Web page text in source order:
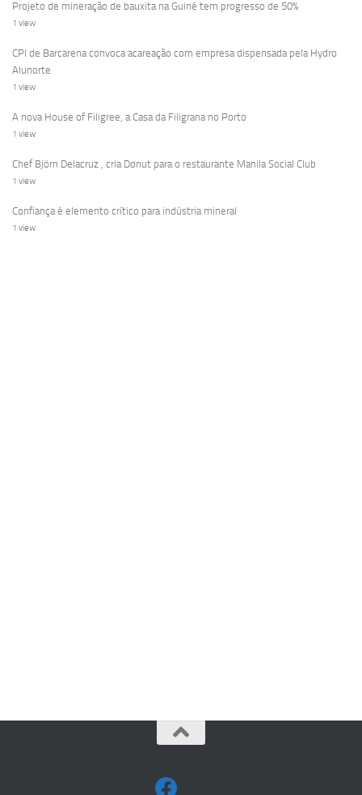
Projeto de mineração de bauxita na Guiné tem progresso de 50%
1 view
CPI de Barcarena convoca acareação com empresa dispensada pela Hydro
Alunorte
1 view
A nova House of Filigree, a Casa da Filigrana no Porto
1 view
Chef Björn Delacruz , cria Donut para o restaurante Manila Social Club
1 view
Confiança é elemento crítico para indústria mineral
1 view